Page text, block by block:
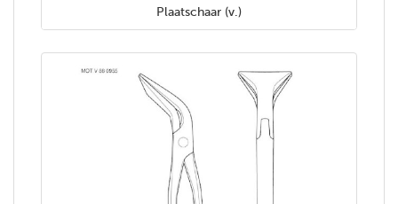
Plaatschaar (v.)